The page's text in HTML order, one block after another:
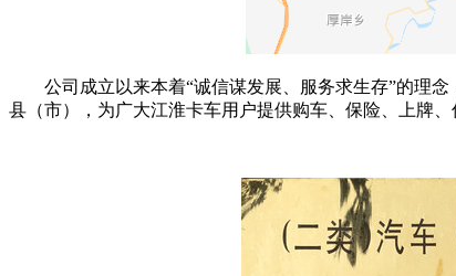
公司成立以来本着“诚信谋发展、服务求生存”的理念
县（市），为广大江淮卡车用户提供购车、保险、上牌